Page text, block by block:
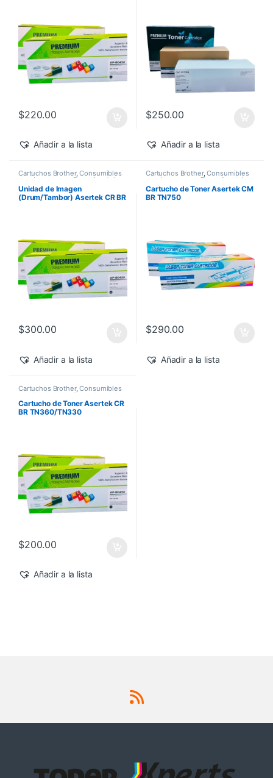
$220.00
Añadir a la lista
$250.00
Añadir a la lista
Cartuchos Brother,Consumibles
para Impresoras Drum Asertek
Unidad de Imagen
(Drum/Tambor) Asertek CR BR
$300.00
Añadir a la lista
Cartuchos Brother,Consumibles
para Impresoras Toner Asertek
Cartucho de Toner Asertek CM
BR TN750
$290.00
Añadir a la lista
Cartuchos Brother,Consumibles
Toner Asertek
Cartucho de Toner Asertek CR
BR TN360/TN330
$200.00
Añadir a la lista